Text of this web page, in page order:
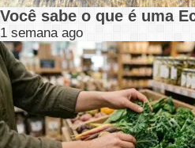
Você sabe o que é uma
1 semana ago